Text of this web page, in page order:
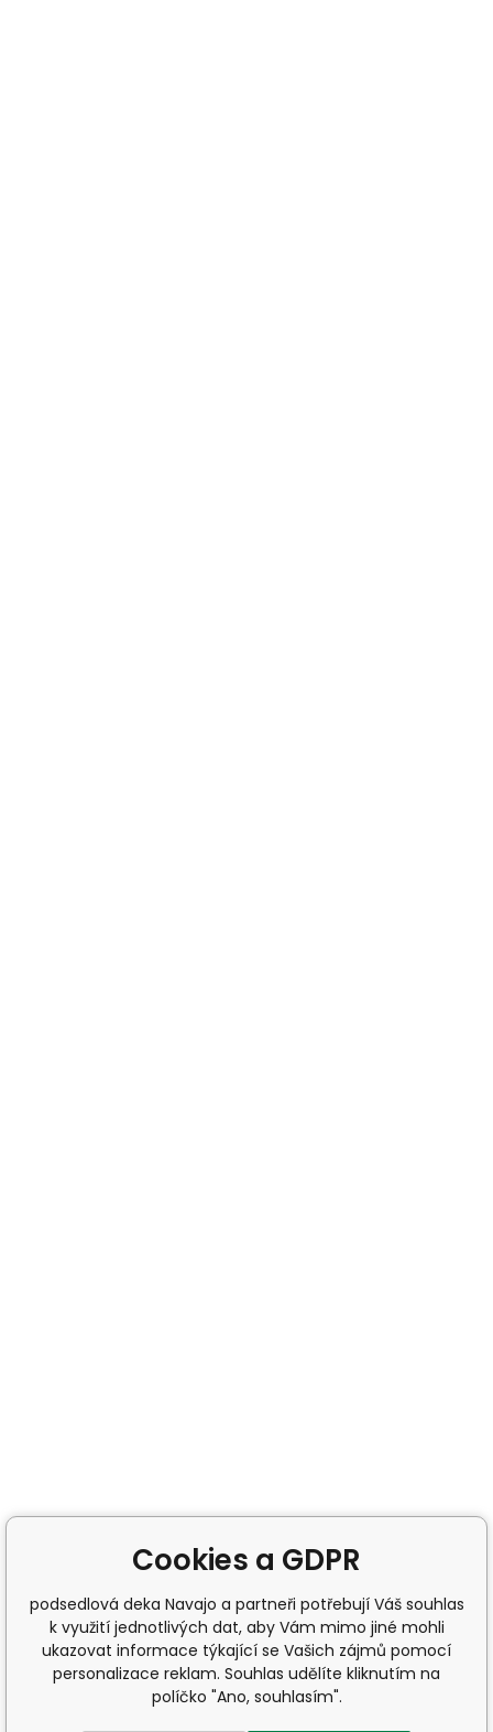
Cookies a GDPR
podsedlová deka Navajo a partneři potřebují Váš souhlas
k využití jednotlivých dat, aby Vám mimo jiné mohli
ukazovat informace týkající se Vašich zájmů pomocí
personalizace reklam. Souhlas udělíte kliknutím na
políčko "Ano, souhlasím".